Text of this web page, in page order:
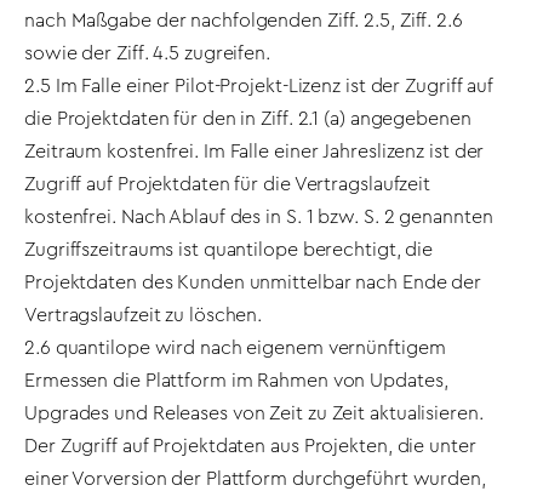
nach Maßgabe der nachfolgenden Ziff. 2.5, Ziff. 2.6
sowie der Ziff. 4.5 zugreifen.
2.5 Im Falle einer Pilot-Projekt-Lizenz ist der Zugriff auf
die Projektdaten für den in Ziff. 2.1 (a) angegebenen
Zeitraum kostenfrei. Im Falle einer Jahreslizenz ist der
Zugriff auf Projektdaten für die Vertragslaufzeit
kostenfrei. Nach Ablauf des in S. 1 bzw. S. 2 genannten
Zugriffszeitraums ist quantilope berechtigt, die
Projektdaten des Kunden unmittelbar nach Ende der
Vertragslaufzeit zu löschen.
2.6 quantilope wird nach eigenem vernünftigem
Ermessen die Plattform im Rahmen von Updates,
Upgrades und Releases von Zeit zu Zeit aktualisieren.
Der Zugriff auf Projektdaten aus Projekten, die unter
einer Vorversion der Plattform durchgeführt wurden,